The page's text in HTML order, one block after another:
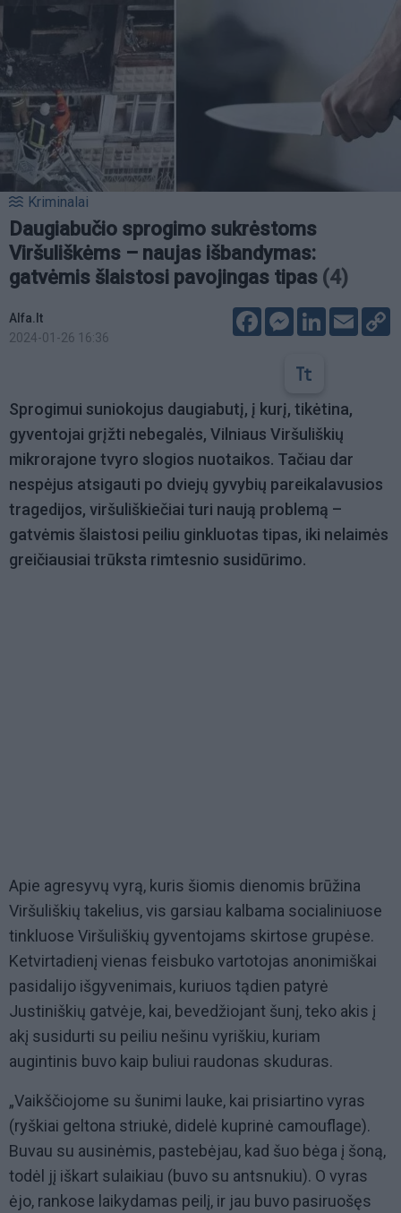
Kriminalai
Daugiabučio sprogimo sukrėstoms
Viršuliškėms – naujas išbandymas:
gatvėmis šlaistosi pavojingas tipas (4)
Alfa.lt
2024-01-26 16:36
FacebookMessenger
LinkedIn
Email
Sprogimui suniokojus daugiabutį, į kurį, tikėtina,
gyventojai grįžti nebegalės, Vilniaus Viršuliškių
mikrorajone tvyro slogios nuotaikos. Tačiau dar
nespėjus atsigauti po dviejų gyvybių pareikalavusios
tragedijos, viršuliškiečiai turi naują problemą –
gatvėmis šlaistosi peiliu ginkluotas tipas, iki nelaimės
greičiausiai trūksta rimtesnio susidūrimo.
Apie agresyvų vyrą, kuris šiomis dienomis brūžina
Viršuliškių takelius, vis garsiau kalbama socialiniuose
tinkluose Viršuliškių gyventojams skirtose grupėse.
Ketvirtadienį vienas feisbuko vartotojas anonimiškai
pasidalijo išgyvenimais, kuriuos tądien patyrė
Justiniškių gatvėje, kai, bevedžiojant šunį, teko akis į
akį susidurti su peiliu nešinu vyriškiu, kuriam
augintinis buvo kaip buliui raudonas skuduras.
„Vaikščiojome su šunimi lauke, kai prisiartino vyras
(ryškiai geltona striukė, didelė kuprinė camouflage).
Buvau su ausinėmis, pastebėjau, kad šuo bėga į šoną,
todėl jį iškart sulaikiau (buvo su antsnukiu). O vyras
ėjo, rankose laikydamas peilį, ir jau buvo pasiruošęs